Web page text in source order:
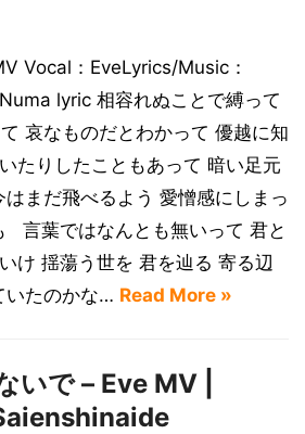
Vocal：EveLyrics/Music：
lyric 相容れぬことで縛って
哀なものだとわかって 優越に知
たりしたこともあって 暗い足元
はまだ飛べるよう 愛憎感にしまっ
葉ではなんとも無いって 君と
け 揺蕩う世を 君を辿る 寄る辺
いたのかな… Read More »
いで – Eve MV |